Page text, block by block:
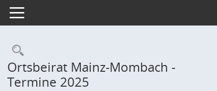
Toggle navigation
Rechercheauswahl
Ortsbeirat Mainz-Mombach -
Termine 2025